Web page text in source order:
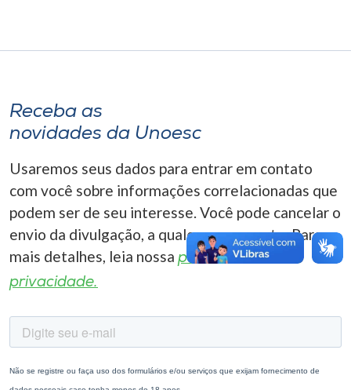
A-
Receba as
novidades da Unoesc
Usaremos seus dados para entrar em contato
com você sobre informações correlacionadas que
podem ser de seu interesse. Você pode cancelar o
envio da divulgação, a qualquer momento. Para
mais detalhes, leia nossa política de
privacidade.